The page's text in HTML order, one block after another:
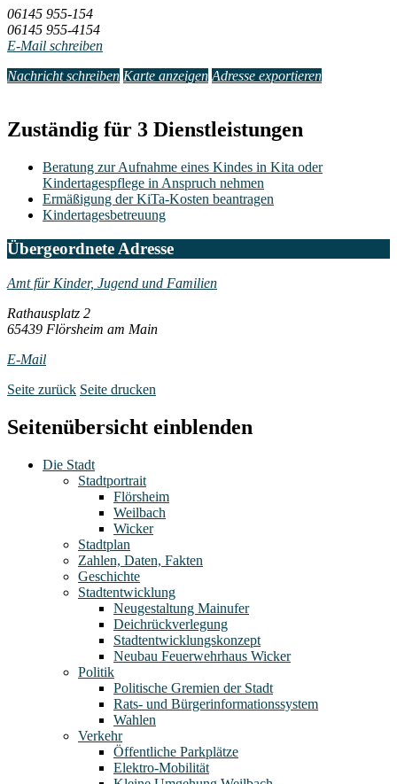
06145 955-154
06145 955-4154
E-Mail schreiben
Nachricht schreiben Karte anzeigen Adresse exportieren
Zuständig für 3 Dienstleistungen
Beratung zur Aufnahme eines Kindes in Kita oder
Kindertagespflege in Anspruch nehmen
Ermäßigung der KiTa-Kosten beantragen
Kindertagesbetreuung
Übergeordnete Adresse
Amt für Kinder, Jugend und Familien
Rathausplatz 2
65439 Flörsheim am Main
E-Mail
Seite zurück Seite drucken
Seitenübersicht einblenden
Die Stadt
Stadtportrait
Flörsheim
Weilbach
Wicker
Stadtplan
Zahlen, Daten, Fakten
Geschichte
Stadtentwicklung
Neugestaltung Mainufer
Deichrückverlegung
Stadtentwicklungskonzept
Neubau Feuerwehrhaus Wicker
Politik
Politische Gremien der Stadt
Rats- und Bürgerinformationssystem
Wahlen
Verkehr
Öffentliche Parkplätze
Elektro-Mobilität